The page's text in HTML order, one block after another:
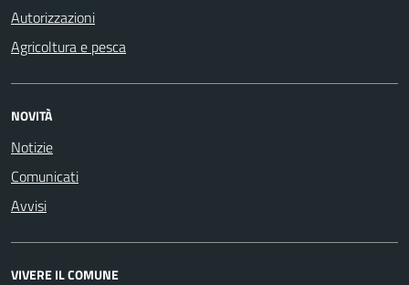
Autorizzazioni
Agricoltura e pesca
NOVITÀ
Notizie
Comunicati
Avvisi
VIVERE IL COMUNE